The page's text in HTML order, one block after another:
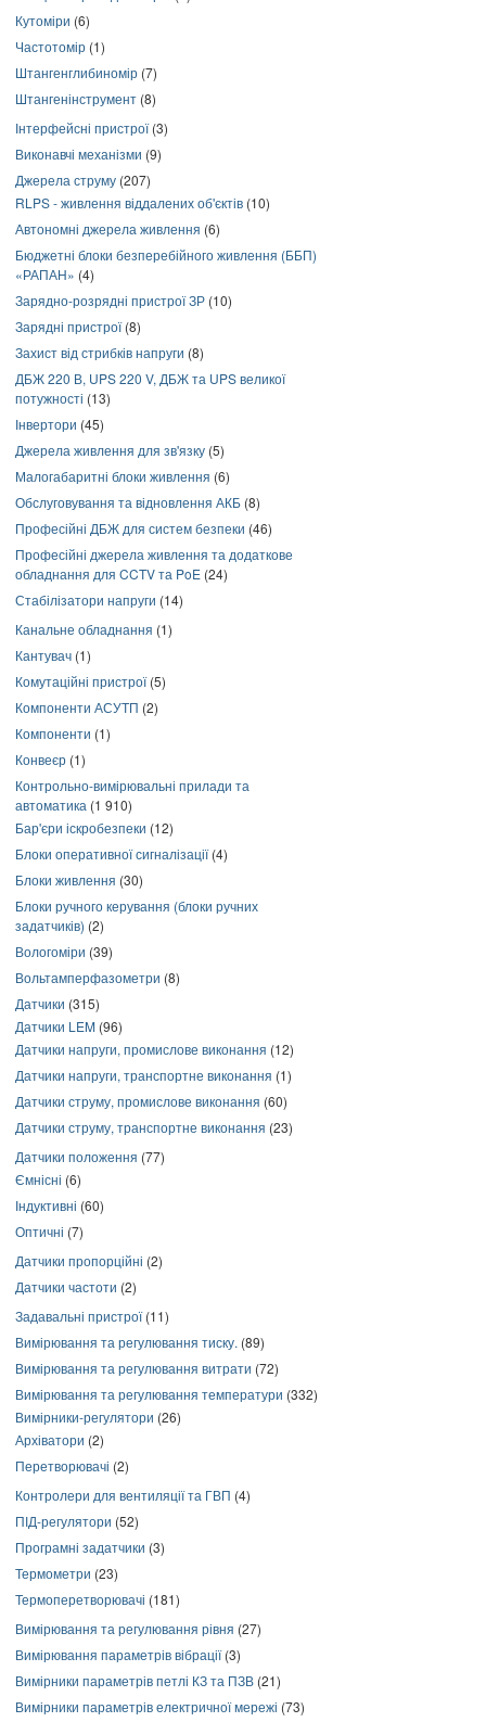
Кутоміри (6)
Частотомір (1)
Штангенглибиномір (7)
Штангенінструмент (8)
Інтерфейсні пристрої(3)
Виконавчі механізми (9)
Джерела струму (207)
RLPS - живлення віддалених об'єктів (10)
Автономні джерела живлення (6)
Бюджетні блоки безперебійного живлення (ББП)
«РАПАН» (4)
Зарядно-розрядні пристрої ЗР (10)
Зарядні пристрої(8)
Захист від стрибків напруги (8)
ДБЖ 220 В, UPS 220 V, ДБЖ та UPS великої
потужності (13)
Інвертори (45)
Джерела живлення для зв'язку (5)
Малогабаритні блоки живлення (6)
Обслуговування та відновлення АКБ (8)
Професійні ДБЖ для систем безпеки (46)
Професійні джерела живлення та додаткове
обладнання для CCTV та PoE (24)
Стабілізатори напруги (14)
Канальне обладнання (1)
Кантувач (1)
Комутаційні пристрої(5)
Компоненти АСУТП (2)
Компоненти (1)
Конвеєр (1)
Контрольно-вимірювальні прилади та
автоматика (1 910)
Бар'єри іскробезпеки (12)
Блоки оперативної сигналізації(4)
Блоки живлення (30)
Блоки ручного керування (блоки ручних
задатчиків) (2)
Вологоміри (39)
Вольтамперфазометри (8)
Датчики (315)
Датчики LEM (96)
Датчики напруги, промислове виконання (12)
Датчики напруги, транспортне виконання (1)
Датчики струму, промислове виконання (60)
Датчики струму, транспортне виконання (23)
Датчики положення (77)
Ємнісні (6)
Індуктивні (60)
Оптичні (7)
Датчики пропорційні (2)
Датчики частоти (2)
Задавальні пристрої(11)
Вимірювання та регулювання тиску. (89)
Вимірювання та регулювання витрати (72)
Вимірювання та регулювання температури (332)
Вимірники-регулятори (26)
Архіватори (2)
Перетворювачі (2)
Контролери для вентиляції та ГВП (4)
ПІД-регулятори (52)
Програмні задатчики (3)
Термометри (23)
Термоперетворювачі (181)
Вимірювання та регулювання рівня (27)
Вимірювання параметрів вібрації(3)
Вимірники параметрів петлі КЗ та ПЗВ (21)
Вимірники параметрів електричної мережі (73)